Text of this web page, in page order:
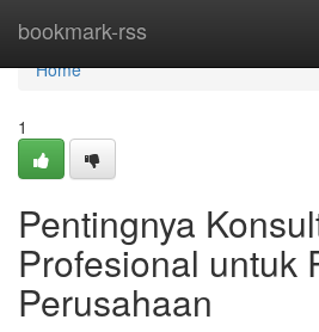
bookmark-rss
Home
Home
1
Pentingnya
Profesional untuk
Perusahaan